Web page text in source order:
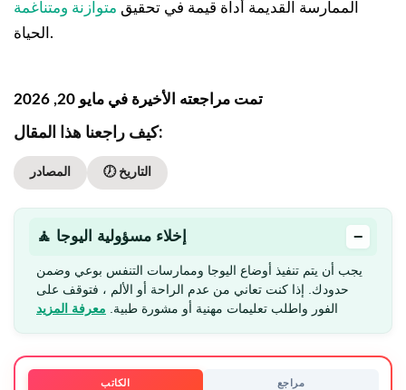
الممارسة القديمة أداة قيمة في تحقيق متوازنة ومتناغمة
الحياة.
تمت مراجعته الأخيرة في مايو 20, 2026
كيف راجعنا هذا المقال:
المصادر 🕖 التاريخ
🧘 إخلاء مسؤولية اليوجا −
يجب أن يتم تنفيذ أوضاع اليوجا وممارسات التنفس بوعي وضمن
حدودك. إذا كنت تعاني من عدم الراحة أو الألم ، فتوقف على
الفور واطلب تعليمات مهنية أو مشورة طبية. معرفة المزيد
الكاتب مراجع